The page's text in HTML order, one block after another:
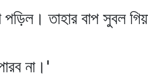
তাহার বাপ সুবল
না।'